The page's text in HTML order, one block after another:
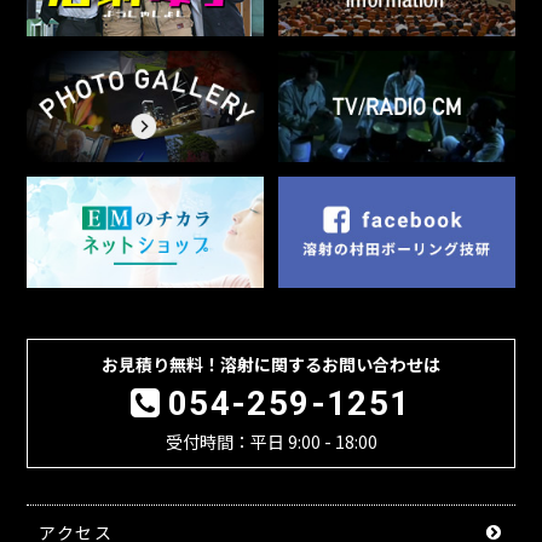
お見積り無料！溶射に関するお問い合わせは
054-259-1251
受付時間：平日 9:00 - 18:00
アクセス